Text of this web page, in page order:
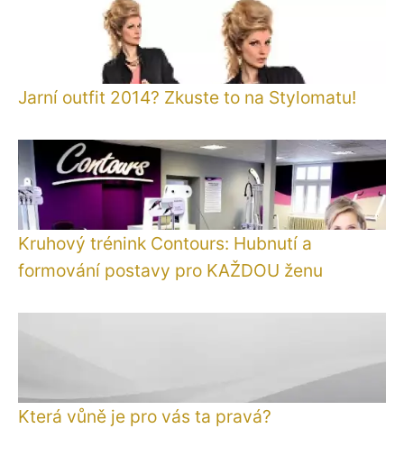
Jarní outfit 2014? Zkuste to na Stylomatu!
Kruhový trénink Contours: Hubnutí a
formování postavy pro KAŽDOU ženu
Která vůně je pro vás ta pravá?